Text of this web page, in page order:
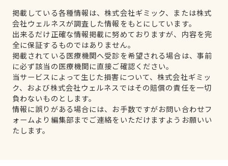
掲載している各種情報は、株式会社ギミック、または株式
会社ウェルネスが調査した情報をもとにしています。
出来るだけ正確な情報掲載に努めておりますが、内容を完
全に保証するものではありません。
掲載されている医療機関へ受診を希望される場合は、事前
に必ず該当の医療機関に直接ご確認ください。
当サービスによって生じた損害について、株式会社ギミッ
ク、および株式会社ウェルネスではその賠償の責任を一切
負わないものとします。
情報に誤りがある場合には、お手数ですがお問い合わせフ
ォームより編集部までご連絡をいただけますようお願いい
たします。